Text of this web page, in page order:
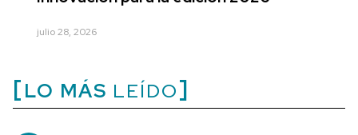
julio 28, 2026
LO MÁS LEÍDO